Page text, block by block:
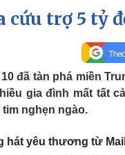
phòng
Thể
Bóng đá
cứu trợ 5 tỷ
đã tàn phá miền
gia đình mất tất
nghẹn ngào.
hát yêu thương từ